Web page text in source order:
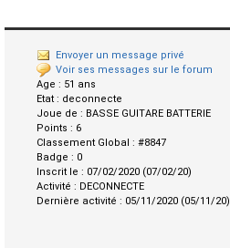
Envoyer un message privé
Voir ses messages sur le forum
Age : 51 ans
Etat : deconnecte
Joue de : BASSE GUITARE BATTERIE
Points : 6
Classement Global : #8847
Badge : 0
Inscrit le : 07/02/2020 (07/02/20)
Activité : DECONNECTE
Dernière activité : 05/11/2020 (05/11/20)